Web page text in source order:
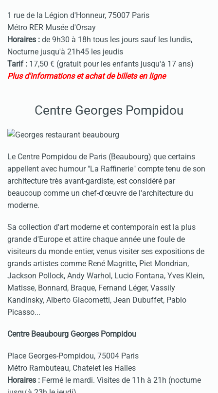
1 rue de la Légion d'Honneur, 75007 Paris
Métro RER Musée d'Orsay
Horaires : de 9h30 à 18h tous les jours sauf les lundis,
Nocturne jusqu'à 21h45 les jeudis
Tarif : 17,50 € (gratuit pour les enfants jusqu'à 17 ans)
Plus d'informations et achat de billets en ligne
Centre Georges Pompidou
Le Centre Pompidou de Paris (Beaubourg) que certains
appellent avec humour "La Raffinerie" compte tenu de son
architecture très avant-gardiste, est considéré par
beaucoup comme un chef-d'œuvre de l'architecture du
moderne.
Sa collection d'art moderne et contemporain est la plus
grande d'Europe et attire chaque année une foule de
visiteurs du monde entier, venus visiter ses expositions de
grands artistes comme René Magritte, Piet Mondrian,
Jackson Pollock, Andy Warhol, Lucio Fontana, Yves Klein,
Matisse, Bonnard, Braque, Fernand Léger, Vassily
Kandinsky, Alberto Giacometti, Jean Dubuffet, Pablo
Picasso...
Centre Beaubourg Georges Pompidou
Place Georges-Pompidou, 75004 Paris
Métro Rambuteau, Chatelet les Halles
Horaires : Fermé le mardi. Visites de 11h à 21h (nocturne